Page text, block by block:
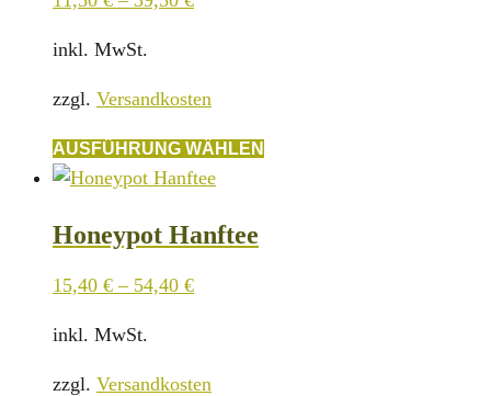
inkl. MwSt.
zzgl. Versandkosten
AUSFÜHRUNG WÄHLEN
Honeypot Hanftee
15,40 € – 54,40 €
inkl. MwSt.
zzgl. Versandkosten